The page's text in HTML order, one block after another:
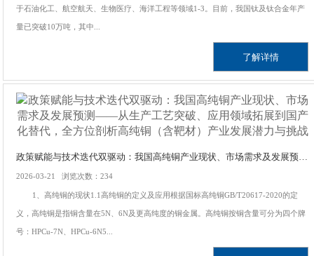
于石油化工、航空航天、生物医疗、海洋工程等领域1-3。目前，我国钛及钛合金年产
量已突破10万吨，其中...
了解详情
政策赋能与技术迭代双驱动：我国高纯铜产业现状、市场需求及发展预测——从生产工艺突破、应用领域拓展到国产化替代，全方位剖析高纯铜（含靶材）产业发展潜力与挑战
2026-03-21 浏览次数：234
1、高纯铜的现状1.1高纯铜的定义及应用根据国标高纯铜GB/T20617-2020的定
义，高纯铜是指铜含量在5N、6N及更高纯度的铜金属。高纯铜按铜含量可分为四个牌
号：HPCu-7N、HPCu-6N5...